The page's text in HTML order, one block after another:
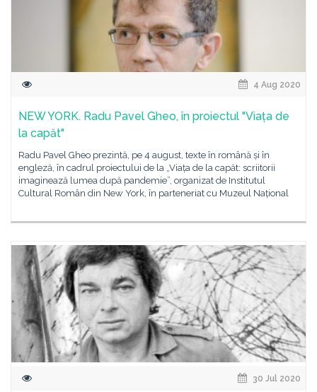
4 Aug 2020
NEW YORK. Radu Pavel Gheo, în proiectul "Viața de
la capăt"
Radu Pavel Gheo prezintă, pe 4 august, texte în română și în
engleză, în cadrul proiectului de la „Viața de la capăt: scriitorii
imaginează lumea după pandemie”, organizat de Institutul
Cultural Român din New York, în parteneriat cu Muzeul Național
30 Jul 2020